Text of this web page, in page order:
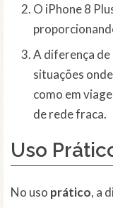
O iPhone 8
A diferença de
situações
como em
de rede fraca.
Uso
No uso prático, a